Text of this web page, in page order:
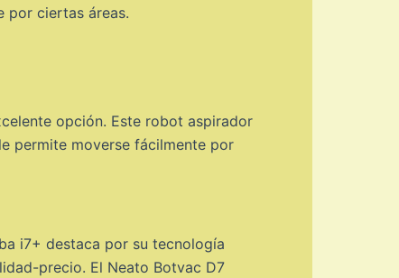
por ciertas áreas.
opción. Este robot aspirador
permite moverse fácilmente por
i7+ destaca por su tecnología
precio. El Neato Botvac D7